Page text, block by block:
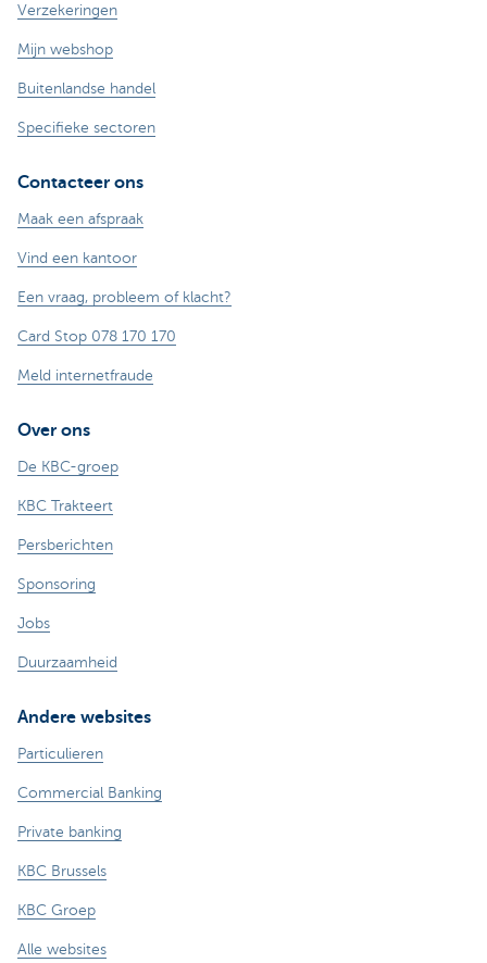
Verzekeringen
Mijn webshop
Buitenlandse handel
Specifieke sectoren
Contacteer ons
Maak een afspraak
Vind een kantoor
Een vraag, probleem of klacht?
Card Stop 078 170 170
Meld internetfraude
Over ons
De KBC-groep
KBC Trakteert
Persberichten
Sponsoring
Jobs
Duurzaamheid
Andere websites
Particulieren
Commercial Banking
Private banking
KBC Brussels
KBC Groep
Alle websites